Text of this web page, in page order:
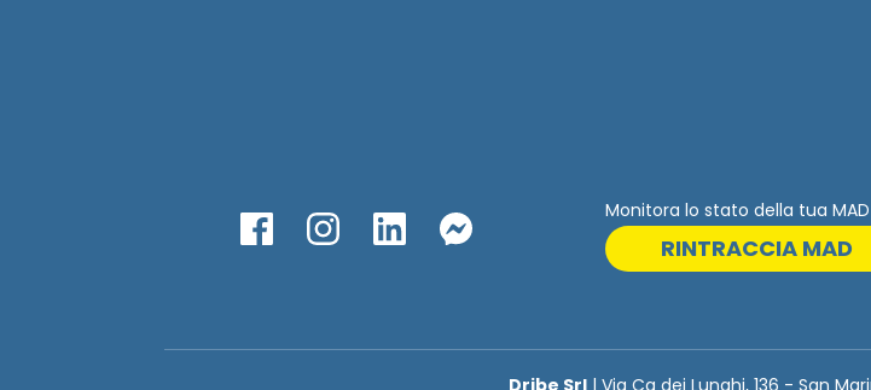
Monitora lo stato della tua MAD
RINTRACCIA MAD
Dribe Srl| Via Ca dei Lunghi, 136 - San